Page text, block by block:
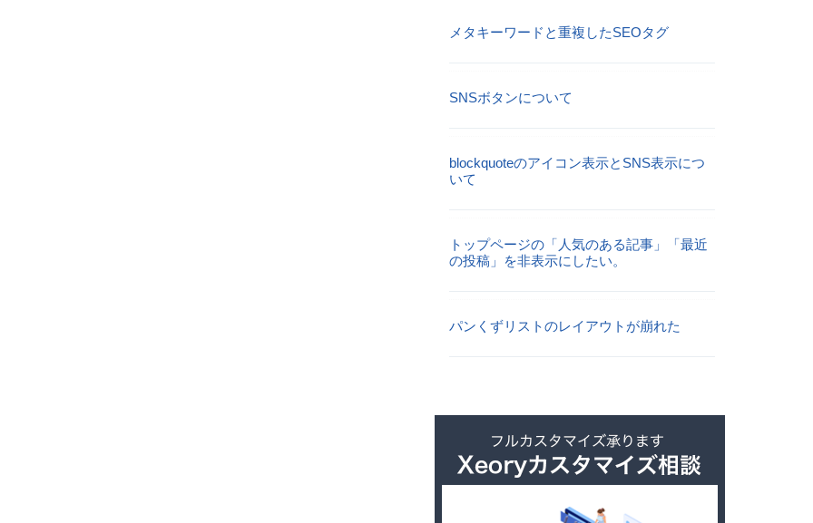
メタキーワードと重複したSEOタグ
SNSボタンについて
blockquoteのアイコン表示とSNS表示につ
いて
トップページの「人気のある記事」「最近
の投稿」を非表示にしたい。
パンくずリストのレイアウトが崩れた